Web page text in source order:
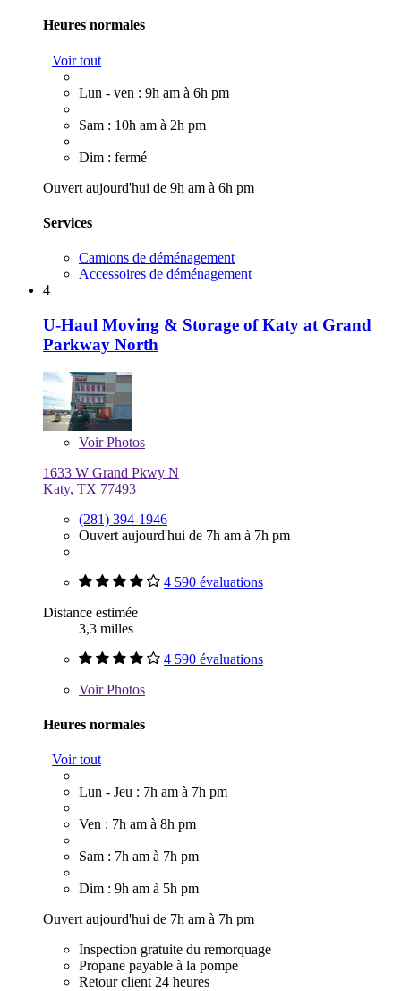
Heures normales
Voir tout
Lun - ven : 9h am à 6h pm
Sam : 10h am à 2h pm
Dim : fermé
Ouvert aujourd'hui de 9h am à 6h pm
Services
Camions de déménagement
Accessoires de déménagement
4
U-Haul Moving & Storage of Katy at Grand
Parkway North
VoirPhotos
1633 W Grand Pkwy N
Katy, TX 77493
(281) 394-1946
Ouvert aujourd'hui de 7h am à 7h pm
4 590 évaluations
Distance estimée
3,3 milles
4 590 évaluations
VoirPhotos
Heures normales
Voir tout
Lun - Jeu : 7h am à 7h pm
Ven : 7h am à 8h pm
Sam : 7h am à 7h pm
Dim : 9h am à 5h pm
Ouvert aujourd'hui de 7h am à 7h pm
Inspection gratuite du remorquage
Propane payable à la pompe
Retour client 24 heures